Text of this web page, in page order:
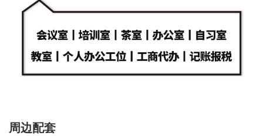
周边配套